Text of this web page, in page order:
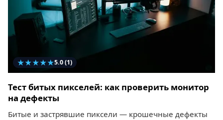
★★★★★5.0(1)
Тест битых пикселей: как проверить монитор
на дефекты
Битые и застрявшие пиксели — крошечные дефекты